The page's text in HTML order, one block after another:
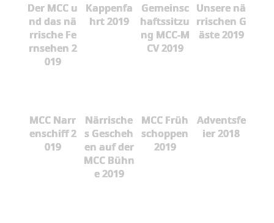
Der MCC u
nd das nä
rrische Fe
rnsehen 2
019
Kappenfa
hrt 2019
Gemeinsc
haftssitzu
ng MCC-M
CV 2019
Unsere nä
rrischen G
äste 2019
MCC Narr
enschiff 2
019
Närrische
s Gescheh
en auf der
MCC Bühn
e 2019
MCC Früh
schoppen
2019
Adventsfe
ier 2018